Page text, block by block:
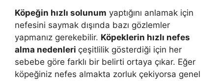
Köpeğin hızlı solunum yaptığını anlamak için
nefesini saymak dışında bazı gözlemler
yapmanız gerekebilir. Köpeklerin hızlı nefes
alma nedenleri çeşitlilik gösterdiği için her
sebebe göre farklı bir belirti ortaya çıkar. Eğer
köpeğiniz nefes almakta zorluk çekiyorsa genel